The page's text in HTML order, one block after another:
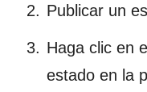
Publicar un
Haga clic en
estado en la